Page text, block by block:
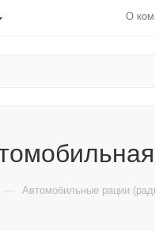
О
— Автомобильные рации